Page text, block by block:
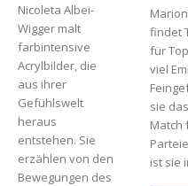
Nicoleta Albei-
Wigger malt
farbintensive
Acrylbilder, die
aus ihrer
Gefühlswelt
heraus
entstehen. Sie
erzählen von den
Bewegungen des
findet
für
viel
sie
Match
ist sie